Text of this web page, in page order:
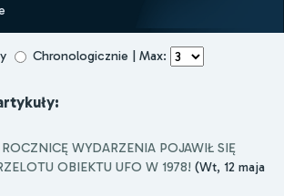
Chronologicznie | Max:
WYDARZENIA POJAWIŁ SIĘ
OBIEKTU UFO W 1978! (Wt, 12 maja